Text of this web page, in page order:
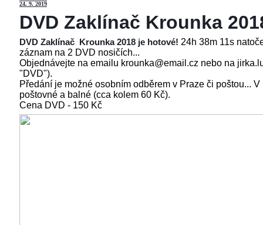
24. 9. 2019
DVD Zaklínač Krounka
DVD Zaklínač Krounka 2018 je hotové! 24h 38m 11s
záznam na 2 DVD nosičích...
Objednávejte na emailu krounka@email.cz nebo na
"DVD").
Předání je možné osobním odběrem v Praze či poštou...
poštovné a balné (cca kolem 60 Kč).
Cena DVD - 150 Kč